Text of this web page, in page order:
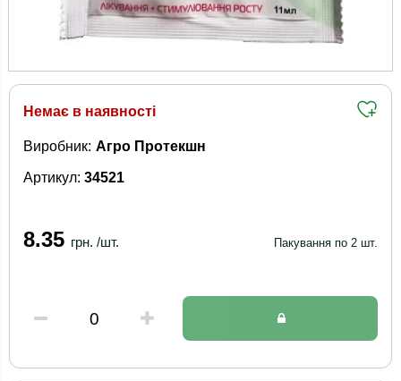
Немає в наявності
Артикул: 34521
Виробник: Агро Протекшн
8.35 грн. /шт. Пакування по 2 шт.